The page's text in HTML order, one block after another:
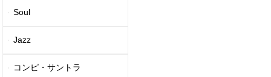
Soul
Jazz
コンピ・サントラ